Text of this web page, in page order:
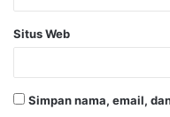
Situs Web
Simpan nama, email,